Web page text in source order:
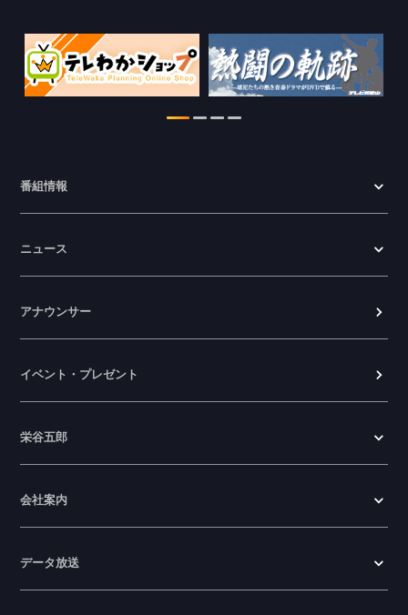
新しました。
2026.06.23
番組情報
ニュース
アナウンサー
イベント・プレゼント
栄谷五郎
会社案内
データ放送